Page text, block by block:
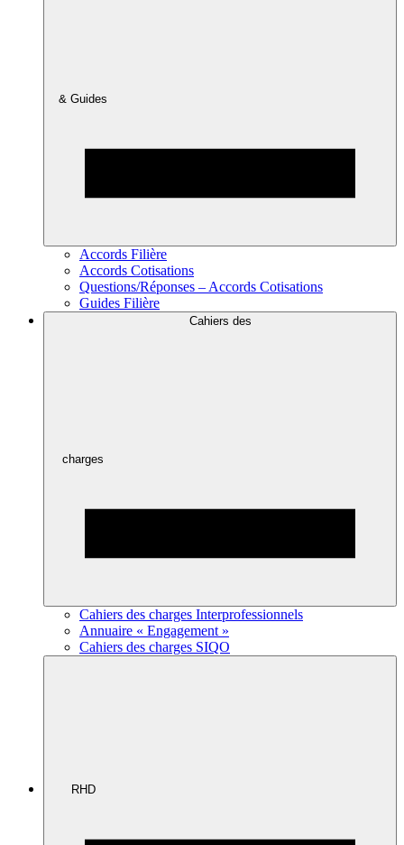
& Guides
Accords Filière
Accords Cotisations
Questions/Réponses – Accords Cotisations
Guides Filière
Cahiers des
charges
Cahiers des charges Interprofessionnels
Annuaire « Engagement »
Cahiers des charges SIQO
RHD